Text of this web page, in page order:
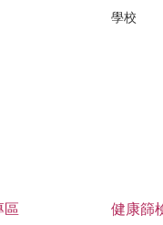
學校
區 健康篩